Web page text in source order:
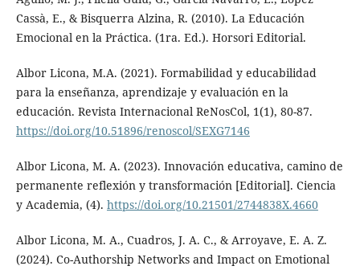
Cassà, E., & Bisquerra Alzina, R. (2010). La Educación
Emocional en la Práctica. (1ra. Ed.). Horsori Editorial.
Albor Licona, M.A. (2021). Formabilidad y educabilidad
para la enseñanza, aprendizaje y evaluación en la
educación. Revista Internacional ReNosCol, 1(1), 80-87.
https://doi.org/10.51896/renoscol/SEXG7146
Albor Licona, M. A. (2023). Innovación educativa, camino de
permanente reflexión y transformación [Editorial]. Ciencia
y Academia, (4). https://doi.org/10.21501/2744838X.4660
Albor Licona, M. A., Cuadros, J. A. C., & Arroyave, E. A. Z.
(2024). Co-Authorship Networks and Impact on Emotional